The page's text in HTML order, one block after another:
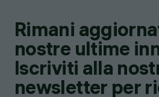
Rimani
nostre ultime
Iscriviti alla
newsletter per